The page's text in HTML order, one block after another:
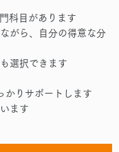
科目があります
がら、自分の得意な分
選択できます
かりサポートします
ます